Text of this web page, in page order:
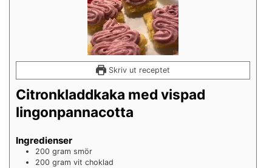
Skriv ut receptet
Citronkladdkaka med vispad
lingonpannacotta
Ingredienser
200 gram smör
200 gram vit choklad